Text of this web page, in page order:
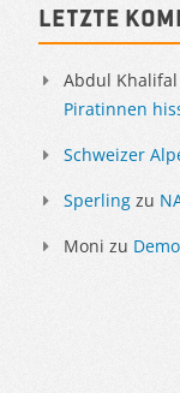
Sidebar
Letzte
Abdul Khalifal
Piratinnen
Schweizer
Sperling zu
Moni zu